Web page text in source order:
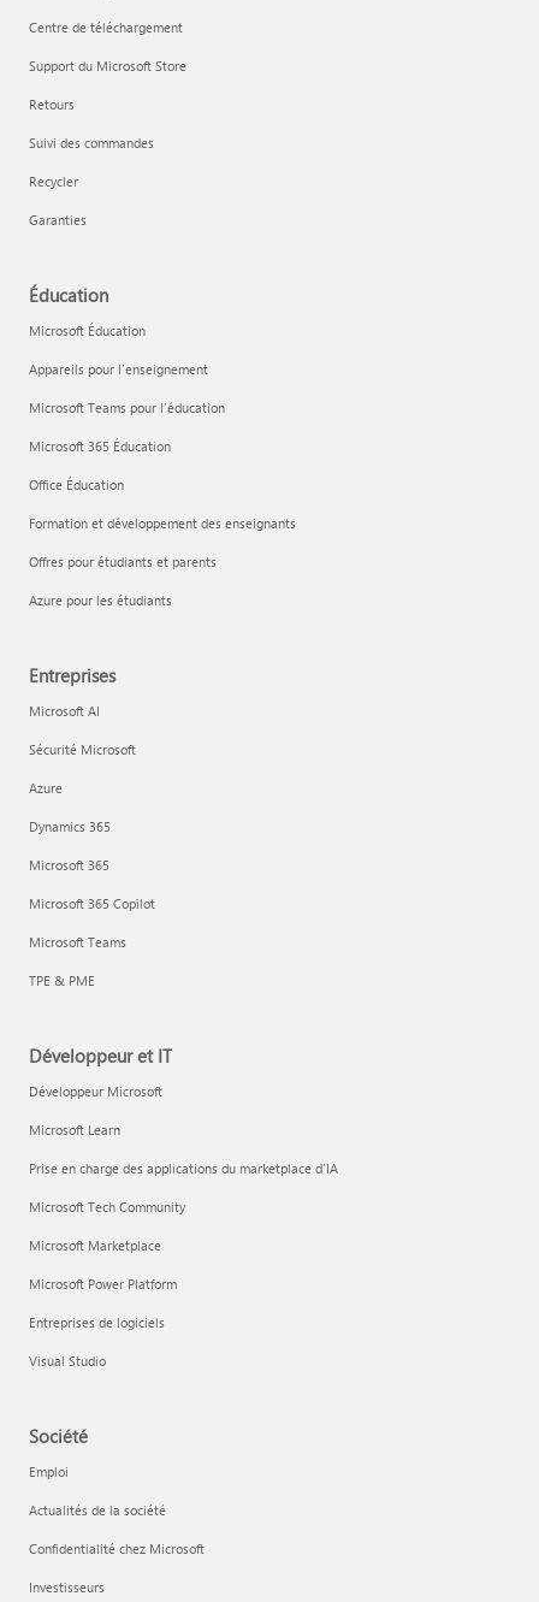
Centre de téléchargement
Support du Microsoft Store
Retours
Suivi des commandes
Recycler
Garanties
Éducation
Microsoft Éducation
Appareils pour l’enseignement
Microsoft Teams pour l’éducation
Microsoft 365 Éducation
Office Éducation
Formation et développement des enseignants
Offres pour étudiants et parents
Azure pour les étudiants
Entreprises
Microsoft AI
Sécurité Microsoft
Azure
Dynamics 365
Microsoft 365
Microsoft 365 Copilot
Microsoft Teams
TPE & PME
Développeur et IT
Développeur Microsoft
Microsoft Learn
Prise en charge des applications du marketplace d’IA
Microsoft Tech Community
Microsoft Marketplace
Microsoft Power Platform
Entreprises de logiciels
Visual Studio
Société
Emploi
Actualités de la société
Confidentialité chez Microsoft
Investisseurs